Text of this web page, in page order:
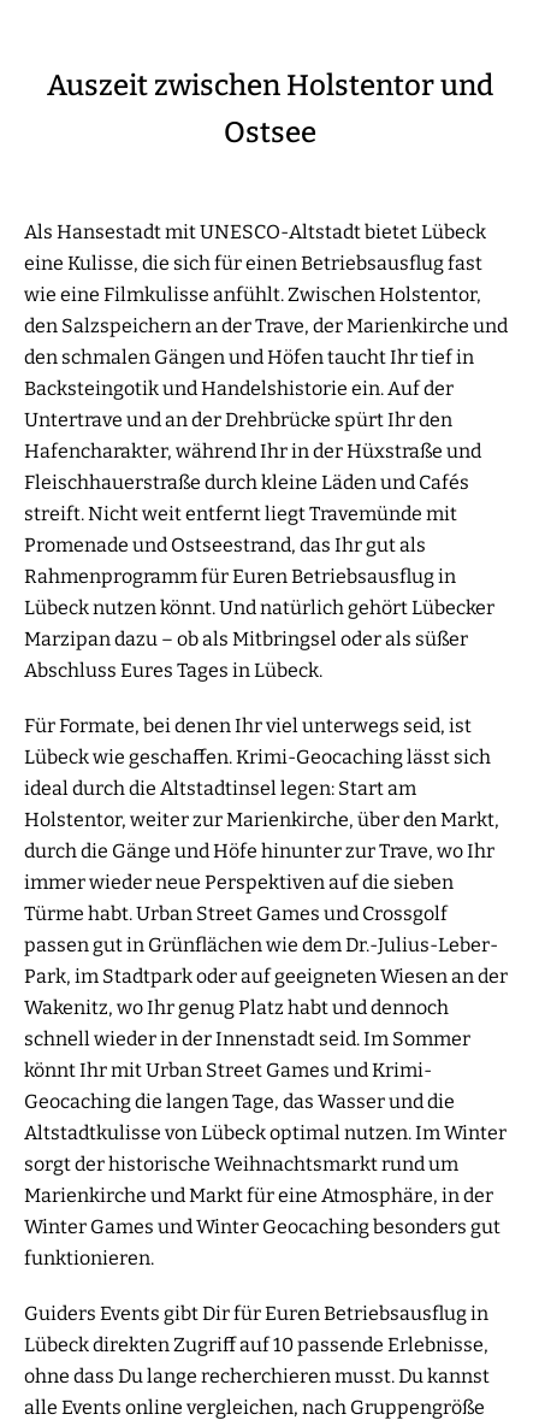
Auszeit zwischen Holstentor und
Ostsee
Als Hansestadt mit UNESCO-Altstadt bietet Lübeck
eine Kulisse, die sich für einen Betriebsausflug fast
wie eine Filmkulisse anfühlt. Zwischen Holstentor,
den Salzspeichern an der Trave, der Marienkirche und
den schmalen Gängen und Höfen taucht Ihr tief in
Backsteingotik und Handelshistorie ein. Auf der
Untertrave und an der Drehbrücke spürt Ihr den
Hafencharakter, während Ihr in der Hüxstraße und
Fleischhauerstraße durch kleine Läden und Cafés
streift. Nicht weit entfernt liegt Travemünde mit
Promenade und Ostseestrand, das Ihr gut als
Rahmenprogramm für Euren Betriebsausflug in
Lübeck nutzen könnt. Und natürlich gehört Lübecker
Marzipan dazu – ob als Mitbringsel oder als süßer
Abschluss Eures Tages in Lübeck.
Für Formate, bei denen Ihr viel unterwegs seid, ist
Lübeck wie geschaffen. Krimi-Geocaching lässt sich
ideal durch die Altstadtinsel legen: Start am
Holstentor, weiter zur Marienkirche, über den Markt,
durch die Gänge und Höfe hinunter zur Trave, wo Ihr
immer wieder neue Perspektiven auf die sieben
Türme habt. Urban Street Games und Crossgolf
passen gut in Grünflächen wie dem Dr.-Julius-Leber-
Park, im Stadtpark oder auf geeigneten Wiesen an der
Wakenitz, wo Ihr genug Platz habt und dennoch
schnell wieder in der Innenstadt seid. Im Sommer
könnt Ihr mit Urban Street Games und Krimi-
Geocaching die langen Tage, das Wasser und die
Altstadtkulisse von Lübeck optimal nutzen. Im Winter
sorgt der historische Weihnachtsmarkt rund um
Marienkirche und Markt für eine Atmosphäre, in der
Winter Games und Winter Geocaching besonders gut
funktionieren.
Guiders Events gibt Dir für Euren Betriebsausflug in
Lübeck direkten Zugriff auf 10 passende Erlebnisse,
ohne dass Du lange recherchieren musst. Du kannst
alle Events online vergleichen, nach Gruppengröße